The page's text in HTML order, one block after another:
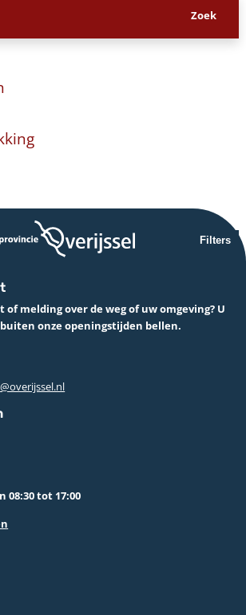
Filters
melding over de weg of uw omgeving? U
onze openingstijden bellen.
08:30 tot 17:00